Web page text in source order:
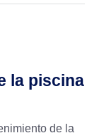
la piscina
de la